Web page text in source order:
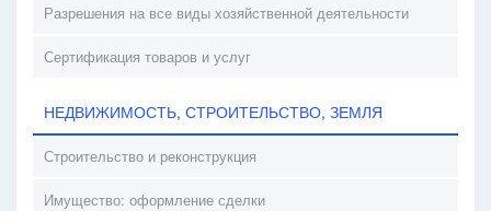
Разрешения на все виды хозяйственной деятельности
Сертификация товаров и услуг
НЕДВИЖИМОСТЬ, СТРОИТЕЛЬСТВО, ЗЕМЛЯ
Строительство и реконструкция
Имущество: оформление сделки